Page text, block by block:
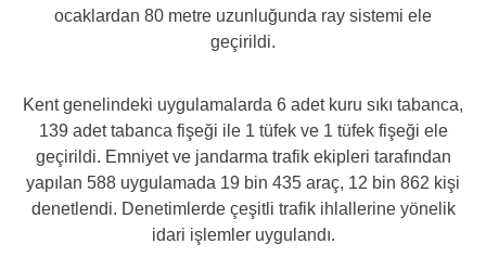
ocaklardan 80 metre uzunluğunda ray sistemi ele
geçirildi.
Kent genelindeki uygulamalarda 6 adet kuru sıkı tabanca,
139 adet tabanca fişeği ile 1 tüfek ve 1 tüfek fişeği ele
geçirildi. Emniyet ve jandarma trafik ekipleri tarafından
yapılan 588 uygulamada 19 bin 435 araç, 12 bin 862 kişi
denetlendi. Denetimlerde çeşitli trafik ihlallerine yönelik
idari işlemler uygulandı.